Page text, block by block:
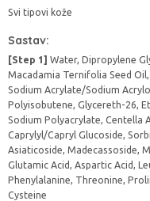
Svi tipovi kože
Sastav:
[Step 1] Water, Dipropylene
Macadamia Ternifolia Seed
Sodium Acrylate/Sodium
Polyisobutene, Glycereth-26,
Sodium Polyacrylate, Centella
Caprylyl/Capryl Glucoside,
Asiaticoside, Madecassoside,
Glutamic Acid, Aspartic Acid,
Phenylalanine, Threonine,
Cysteine